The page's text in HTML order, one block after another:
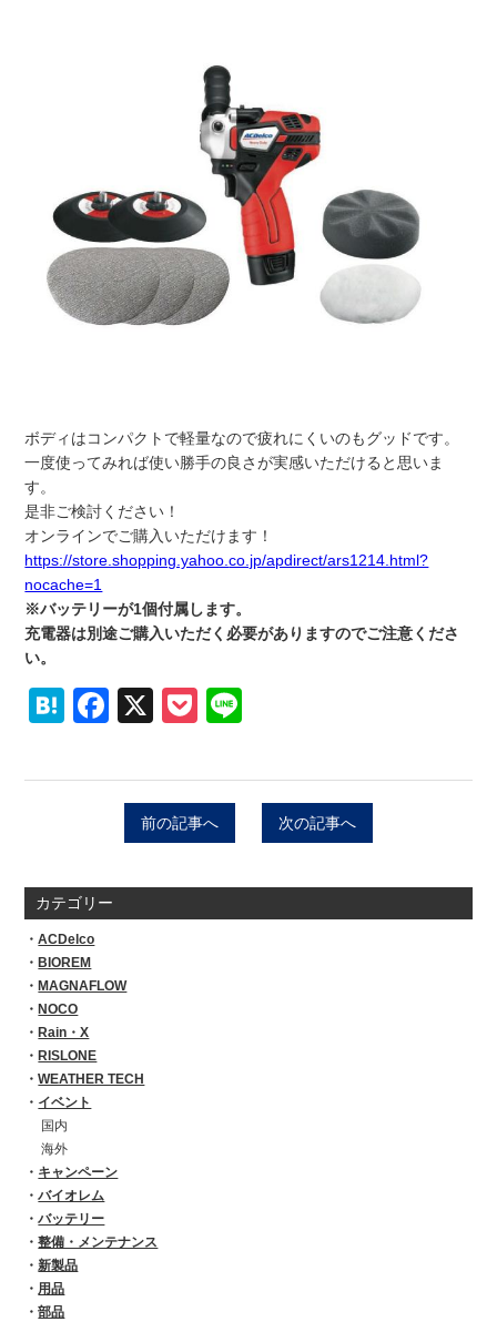
カテゴリー
ACDelco
BIOREM
MAGNAFLOW
NOCO
Rain・X
RISLONE
WEATHER TECH
イベント
国内
海外
キャンペーン
バイオレム
バッテリー
整備・メンテナンス
新製品
用品
部品
ボディはコンパクトで軽量なので疲れにくいのもグッドです。
一度使ってみれば使い勝手の良さが実感いただけると思いま
す。
是非ご検討ください！
オンラインでご購入いただけます！
https://store.shopping.yahoo.co.jp/apdirect/ars1214.html?
nocache=1
※バッテリーが1個付属します。
充電器は別途ご購入いただく必要がありますのでご注意くださ
い。
Hatena
Facebook
X Pocket
前の記事へ 次の記事へ